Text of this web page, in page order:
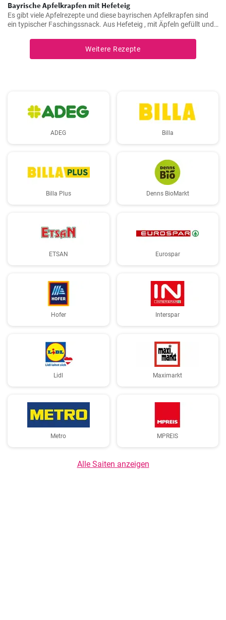
Bayrische Apfelkrapfen mit Hefeteig
Es gibt viele Apfelrezepte und diese bayrischen Apfelkrapfen sind
ein typischer Faschingssnack. Aus Hefeteig , mit Äpfeln gefüllt und
genossen.
Weitere Rezepte
ADEG Billa
Billa Plus Denns BioMarkt
ETSAN Eurospar
Hofer Interspar
Lidl Maximarkt
Metro MPREIS
Alle Saiten anzeigen